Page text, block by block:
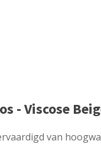
- Viscose
van